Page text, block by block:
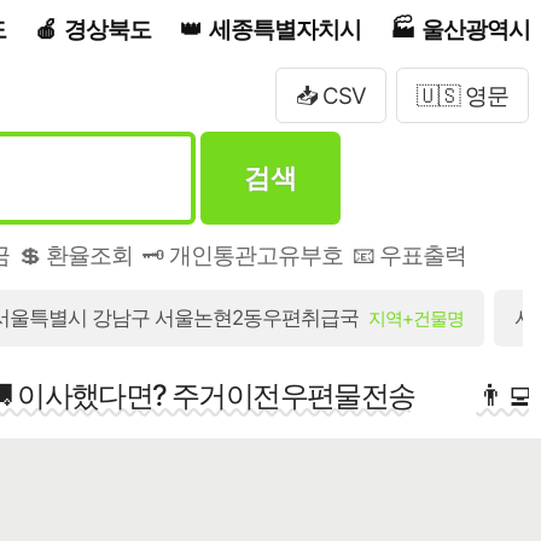
경상북도 세종특별자치시 울산광역시
📥 CSV 🇺🇸 영문
검색
💲 환율조회 🗝️ 개인통관고유부호 📧 우표출력
울특별시 강남구 서울논현2동우편취급국 지역+건물명 서
이사했다면? 주거이전우편물전송